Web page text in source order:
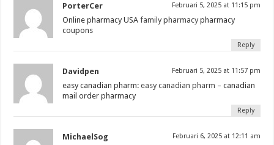
PorterCer Februari 5, 2025 at 11:15 pm
Online pharmacy USAfamily pharmacy pharmacy
coupons
Reply
Davidpen Februari 5, 2025 at 11:57 pm
easy canadian pharm:easy canadian pharm – canadian
mail order pharmacy
Reply
MichaelSog Februari 6, 2025 at 12:11 am